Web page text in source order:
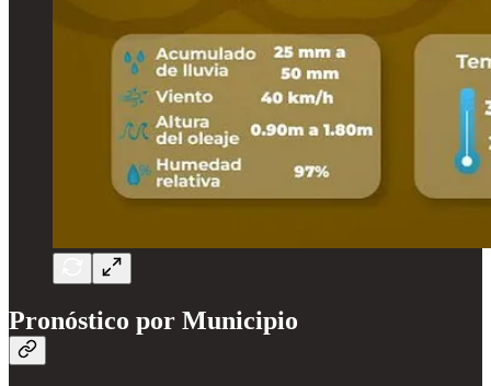
Pronóstico por Municipio